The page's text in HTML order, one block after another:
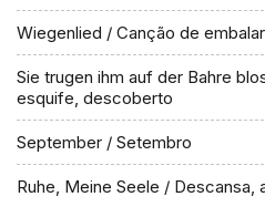
Wiegenlied / Canção de embalar
Sie trugen ihm auf der Bahre
esquife, descoberto
September / Setembro
Ruhe, Meine Seele / Descansa,